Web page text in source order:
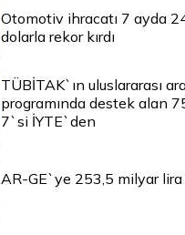
Otomotiv ihracatı 7 ayda
dolarla rekor kırdı
TÜBİTAK`ın uluslararası
programında destek alan
7`si İYTE`den
AR-GE`ye 253,5 milyar lira